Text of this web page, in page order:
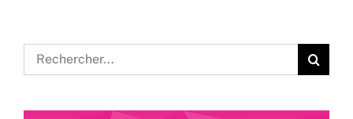
Rechercher: